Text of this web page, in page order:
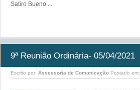
Satiro Bueno ...
9ª Reunião Ordinária- 05/04/2021
Escrito por: Assessoria de Comunicação Postado em: